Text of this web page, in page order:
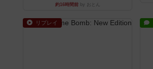
約16時間前by おとん
リプレイ